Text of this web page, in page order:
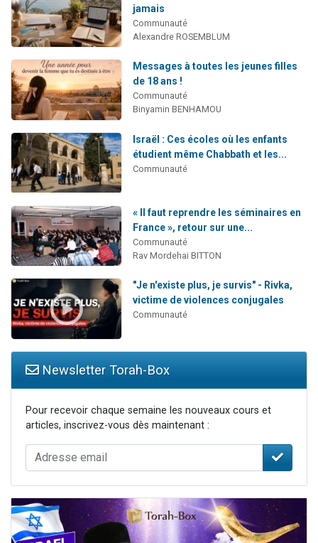
jamais
Communauté
Alexandre ROSEMBLUM
Messages à toutes les jeunes filles
de 18 ans !
Communauté
Binyamin BENHAMOU
Israël : Ces écoles où les enfants
étudient même Chabbath et les...
Communauté
« Il faut reprendre les séminaires en
France », retour sur une...
Communauté
Rav Mordehai BITTON
"Je n'existe plus, je survis" - Rivka,
victime de violences conjugales
Communauté
Newsletter Torah-Box
Pour recevoir chaque semaine les nouveaux cours et
articles, inscrivez-vous dès maintenant :